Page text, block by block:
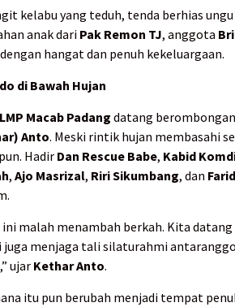
kelabu yang teduh, tenda berhias
anak dariPak Remon TJ, anggota
hangat dan penuh kekeluargaan.
di Bawah Hujan
LMP Macab Padang datang
Anto. Meski rintik hujan membasahi
Hadir Dan Rescue Babe, Kabid
, Ajo Masrizal, Riri Sikumbang, dan
malah menambah berkah. Kita
menjaga tali silaturahmi
ujarKethar Anto.
itu pun berubah menjadi tempat